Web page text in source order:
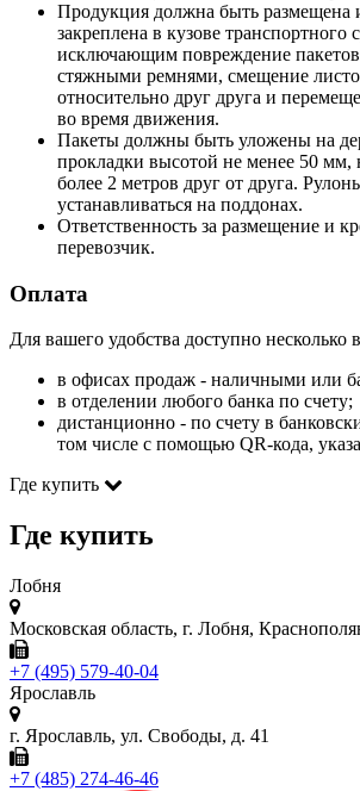
Продукция должна быть размещена
закреплена в кузове транспортного
исключающим повреждение
стяжными ремнями, смещение
относительно друг друга и
во время движения.
Пакеты должны быть уложены на
прокладки высотой не менее 50 мм,
более 2 метров друг от друга.
устанавливаться на поддонах.
Ответственность за размещение и
перевозчик.
Оплата
Для вашего удобства доступно несколько
в офисах продаж - наличными или
в отделении любого банка по счету;
дистанционно - по счету в
том числе с помощью QR-кода,
Где купить
Где купить
Лобня
Московская область, г. Лобня,
+7 (495) 579-40-04
Ярославль
г. Ярославль, ул. Свободы, д. 41
+7 (485) 274-46-46